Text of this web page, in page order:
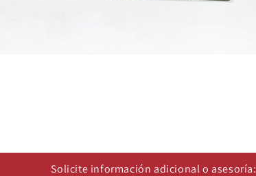
Solicite información adicional o asesoría: